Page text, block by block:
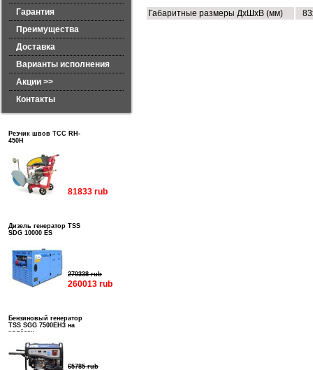
Гарантия
Преимущества
Доставка
Варианты исполнения
Акции >>
Контакты
Резчик швов ТСС RH-
450H
81833 rub
Дизель генератор TSS
SDG 10000 ES
270338 rub
260013 rub
Бензиновый генератор
TSS SGG 7500EH3 на
колёсах
65785 rub
Габаритные размеры ДхШхВ (мм)